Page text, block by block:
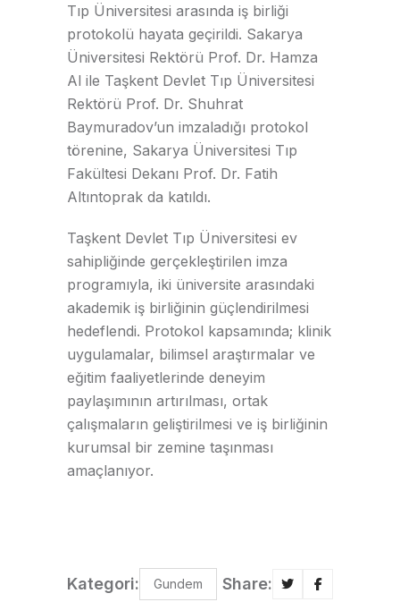
Tıp Üniversitesi arasında iş birliği
protokolü hayata geçirildi. Sakarya
Üniversitesi Rektörü Prof. Dr. Hamza
Al ile Taşkent Devlet Tıp Üniversitesi
Rektörü Prof. Dr. Shuhrat
Baymuradov’un imzaladığı protokol
törenine, Sakarya Üniversitesi Tıp
Fakültesi Dekanı Prof. Dr. Fatih
Altıntoprak da katıldı.
Taşkent Devlet Tıp Üniversitesi ev
sahipliğinde gerçekleştirilen imza
programıyla, iki üniversite arasındaki
akademik iş birliğinin güçlendirilmesi
hedeflendi. Protokol kapsamında; klinik
uygulamalar, bilimsel araştırmalar ve
eğitim faaliyetlerinde deneyim
paylaşımının artırılması, ortak
çalışmaların geliştirilmesi ve iş birliğinin
kurumsal bir zemine taşınması
amaçlanıyor.
Kategori: Gundem Share: